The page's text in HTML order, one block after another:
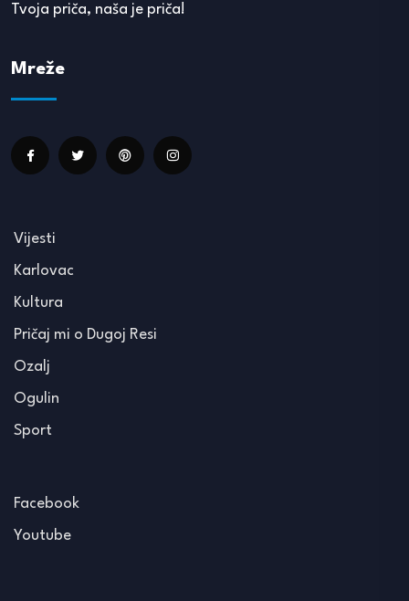
Tvoja priča, naša je priča!
Mreže
Vijesti
Karlovac
Kultura
Pričaj mi o Dugoj Resi
Ozalj
Ogulin
Sport
Facebook
Youtube